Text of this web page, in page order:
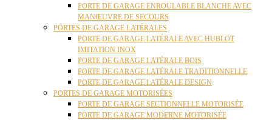
PORTE DE GARAGE ENROULABLE BLANCHE AVEC
MANŒUVRE DE SECOURS
PORTES DE GARAGE LATÉRALES
PORTE DE GARAGE LATÉRALE AVEC HUBLOT
IMITATION INOX
PORTE DE GARAGE LATÉRALE BOIS
PORTE DE GARAGE LATÉRALE TRADITIONNELLE
PORTE DE GARAGE LATÉRALE DESIGN
PORTES DE GARAGE MOTORISÉES
PORTE DE GARAGE SECTIONNELLE MOTORISÉE
PORTE DE GARAGE MODERNE MOTORISÉE